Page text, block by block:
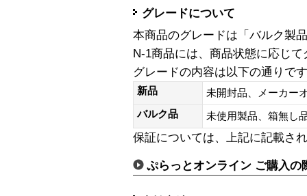
グレードについて
本商品のグレードは「バルク製
N-1商品には、商品状態に応じ
グレードの内容は以下の通りで
新品
未開封品、メーカー
バルク品
未使用製品、箱無
保証については、上記に記載さ
ぷらっとオンライン ご購入の